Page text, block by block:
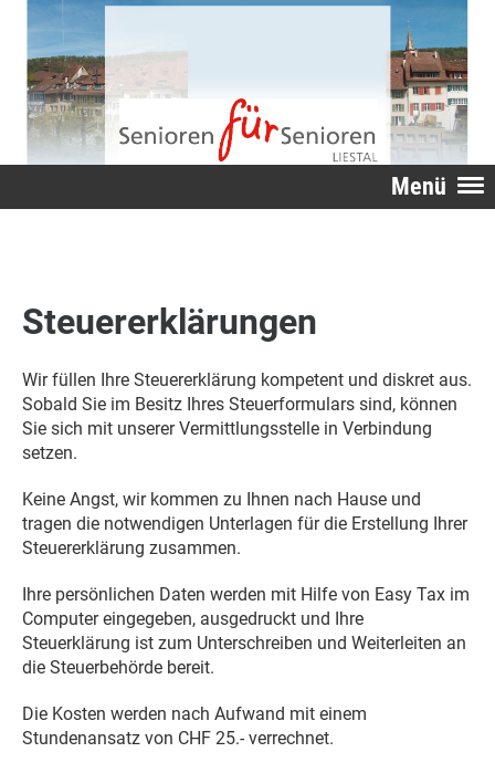
Menü
Steuererklärungen
Wir füllen Ihre Steuererklärung kompetent und diskret aus.
Sobald Sie im Besitz Ihres Steuerformulars sind, können
Sie sich mit unserer Vermittlungsstelle in Verbindung
setzen.
Keine Angst, wir kommen zu Ihnen nach Hause und
tragen die notwendigen Unterlagen für die Erstellung Ihrer
Steuererklärung zusammen.
Ihre persönlichen Daten werden mit Hilfe von Easy Tax im
Computer eingegeben, ausgedruckt und Ihre
Steuerklärung ist zum Unterschreiben und Weiterleiten an
die Steuerbehörde bereit.
Die Kosten werden nach Aufwand mit einem
Stundenansatz von CHF 25.- verrechnet.